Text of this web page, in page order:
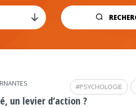
#PSYCHOLOGIE
un levier d’action ?